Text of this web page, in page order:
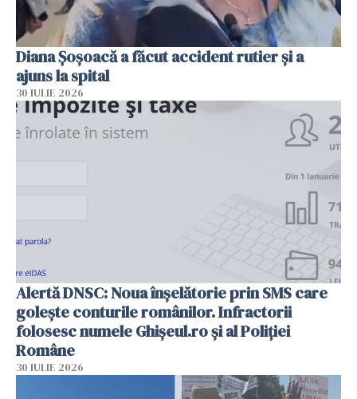
Diana Șoșoacă a făcut accident rutier și a
ajuns la spital
30 IULIE 2026
Alertă DNSC: Noua înșelătorie prin SMS care
golește conturile românilor. Infractorii
folosesc numele Ghișeul.ro și al Poliției
Române
30 IULIE 2026